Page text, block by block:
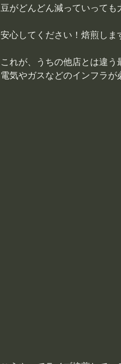
豆がどんどん減っていっても
安心してください！焙煎しま
これが、うちの他店とは違う
電気やガスなどのインフラが